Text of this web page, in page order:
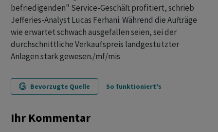
befriedigenden" Service-Geschäft profitiert, schrieb
Jefferies-Analyst Lucas Ferhani. Während die Aufträge
wie erwartet schwach ausgefallen seien, sei der
durchschnittliche Verkaufspreis landgestützter
Anlagen stark gewesen./mf/mis
Bevorzugte Quelle So funktioniert's
Ihr Kommentar